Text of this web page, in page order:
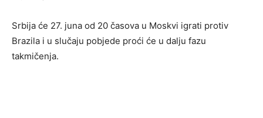
Srbija će 27. juna od 20 časova u Moskvi igrati protiv
Brazila i u slučaju pobjede proći će u dalju fazu
takmičenja.